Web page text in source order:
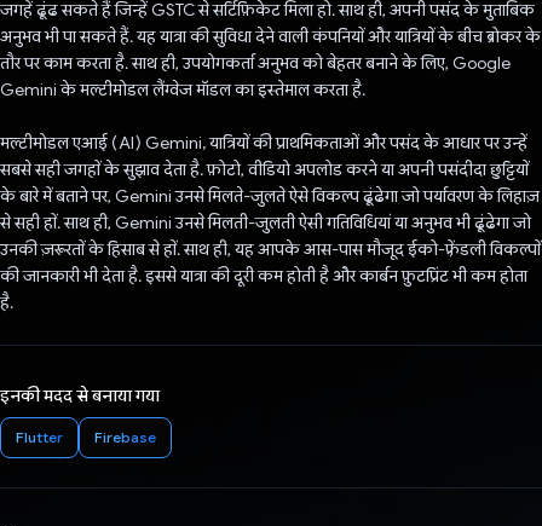
जगहें ढूंढ सकते हैं जिन्हें GSTC से सर्टिफ़िकेट मिला हो. साथ ही, अपनी पसंद के मुताबिक
अनुभव भी पा सकते हैं. यह यात्रा की सुविधा देने वाली कंपनियों और यात्रियों के बीच ब्रोकर के
तौर पर काम करता है. साथ ही, उपयोगकर्ता अनुभव को बेहतर बनाने के लिए, Google
Gemini के मल्टीमोडल लैंग्वेज मॉडल का इस्तेमाल करता है.
मल्टीमोडल एआई (AI) Gemini, यात्रियों की प्राथमिकताओं और पसंद के आधार पर उन्हें
सबसे सही जगहों के सुझाव देता है. फ़ोटो, वीडियो अपलोड करने या अपनी पसंदीदा छुट्टियों
के बारे में बताने पर, Gemini उनसे मिलते-जुलते ऐसे विकल्प ढूंढेगा जो पर्यावरण के लिहाज़
से सही हों. साथ ही, Gemini उनसे मिलती-जुलती ऐसी गतिविधियां या अनुभव भी ढूंढेगा जो
उनकी ज़रूरतों के हिसाब से हों. साथ ही, यह आपके आस-पास मौजूद ईको-फ़्रेंडली विकल्पों
की जानकारी भी देता है. इससे यात्रा की दूरी कम होती है और कार्बन फ़ुटप्रिंट भी कम होता
है.
इनकी मदद से बनाया गया
Flutter Firebase